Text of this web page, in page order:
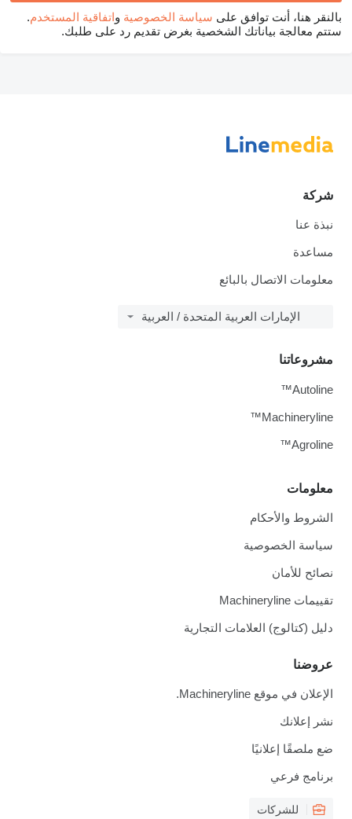
بالنقر هنا، أنت توافق على سياسة الخصوصية واتفاقية المستخدم.
ستتم معالجة بياناتك الشخصية بغرض تقديم رد على طلبك.
شركة
نبذة عنا
مساعدة
معلومات الاتصال بالبائع
الإمارات العربية المتحدة / العربية
معلومات
الشروط والأحكام
سياسة الخصوصية
نصائح للأمان
تقييمات Machineryline
دليل (كتالوج) العلامات التجارية
عروضنا
الإعلان في موقع Machineryline.
نشر إعلانك
ضع ملصقًا إعلانيًا
برنامج فرعي
للشركات
مشروعاتنا
Autoline™
Machineryline™
Agroline™